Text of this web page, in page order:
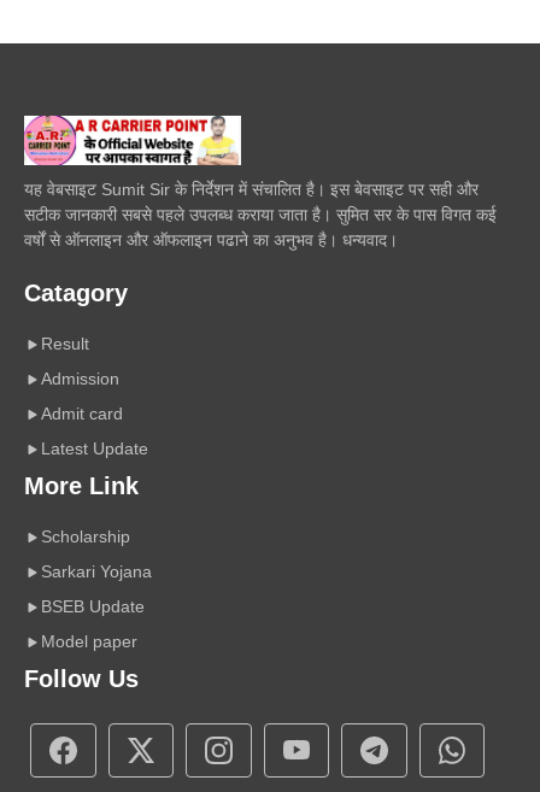
यह वेबसाइट Sumit Sir के निर्देशन में संचालित है। इस बेवसाइट पर सही और
सटीक जानकारी सबसे पहले उपलब्ध कराया जाता है। सुमित सर के पास विगत कई
वर्षों से ऑनलाइन और ऑफलाइन पढाने का अनुभव है। धन्यवाद।
Catagory
Result
Admission
Admit card
Latest Update
More Link
Scholarship
Sarkari Yojana
BSEB Update
Model paper
Follow Us